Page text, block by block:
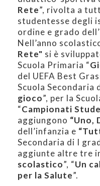
Rete”, rivolta a
studentesse degli
ordine e grado
Nell’anno
Rete" si è
Scuola Primaria “
del UEFA Best
Scuola Secondaria
gioco”, per la
“Campionati
aggiungono “Uno,
dell’infanzia e
Secondaria di I
aggiunte altre tre
scolastico”, “Un
per la Salute”.